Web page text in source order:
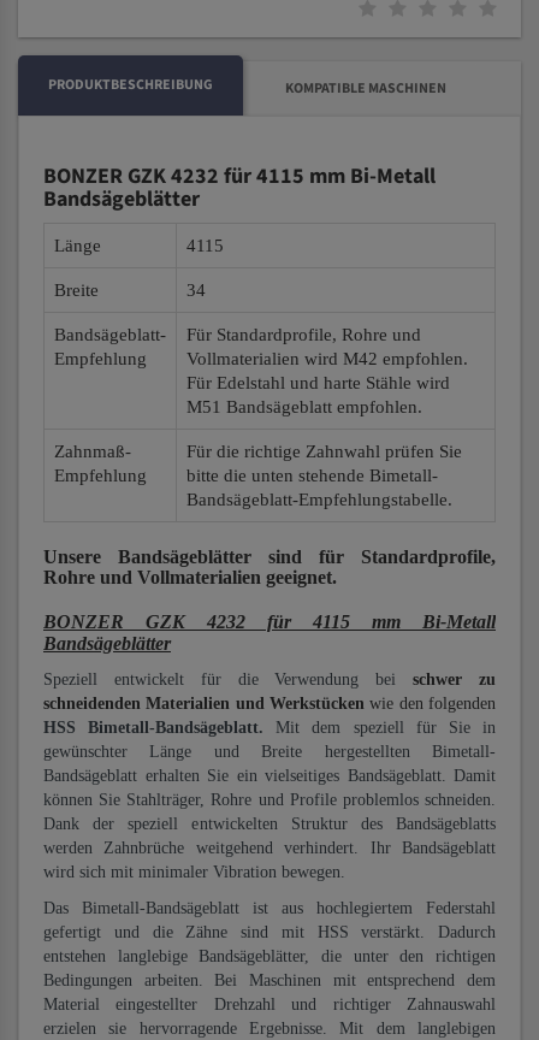
PRODUKTBESCHREIBUNG KOMPATIBLE MASCHINEN
BONZER GZK 4232 für 4115 mm Bi-Metall
Bandsägeblätter
Länge 4115
Breite 34
Bandsägeblatt-
Empfehlung
Für Standardprofile, Rohre und
Vollmaterialien wird M42 empfohlen.
Für Edelstahl und harte Stähle wird
M51 Bandsägeblatt empfohlen.
Zahnmaß-
Empfehlung
Für die richtige Zahnwahl prüfen Sie
bitte die unten stehende Bimetall-
Bandsägeblatt-Empfehlungstabelle.
Unsere Bandsägeblätter sind für Standardprofile,
Rohre und Vollmaterialien geeignet.
BONZER GZK 4232 für 4115 mm Bi-Metall
Bandsägeblätter
Speziell entwickelt für die Verwendung beischwer zu
schneidenden Materialien und Werkstücken wie den folgenden
HSS Bimetall-Bandsägeblatt. Mit dem speziell für Sie in
gewünschter Länge und Breite hergestellten Bimetall-
Bandsägeblatt erhalten Sie ein vielseitiges Bandsägeblatt. Damit
können Sie Stahlträger, Rohre und Profile problemlos schneiden.
Dank der speziell entwickelten Struktur des Bandsägeblatts
werden Zahnbrüche weitgehend verhindert. Ihr Bandsägeblatt
wird sich mit minimaler Vibration bewegen.
Das Bimetall-Bandsägeblatt ist aus hochlegiertem Federstahl
gefertigt und die Zähne sind mit HSS verstärkt. Dadurch
entstehen langlebige Bandsägeblätter, die unter den richtigen
Bedingungen arbeiten. Bei Maschinen mit entsprechend dem
Material eingestellter Drehzahl und richtiger Zahnauswahl
erzielen sie hervorragende Ergebnisse. Mit dem langlebigen